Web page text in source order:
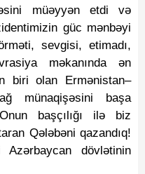
müəyyən etdi və
güc mənbəyi
sevgisi, etimadı,
məkanında ən
biri olan Ermənistan–
münaqişəsini başa
başçılığı ilə biz
Qələbəni qazandıq!
Azərbaycan dövlətinin